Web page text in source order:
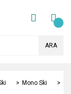
ARA
Mono Ski